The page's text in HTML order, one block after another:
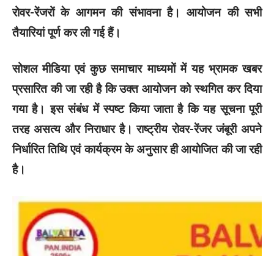
रोवर-रेंजरों के आगमन की संभावना है। आयोजन की सभी
तैयारियां पूर्ण कर ली गई हैं।
सोशल मीडिया एवं कुछ समाचार माध्यमों में यह भ्रामक खबर
प्रसारित की जा रही है कि उक्त आयोजन को स्थगित कर दिया
गया है। इस संबंध में स्पष्ट किया जाता है कि यह सूचना पूरी
तरह असत्य और निराधार है। राष्ट्रीय रोवर-रेंजर जंबूरी अपने
निर्धारित तिथि एवं कार्यक्रम के अनुसार ही आयोजित की जा रही
है।